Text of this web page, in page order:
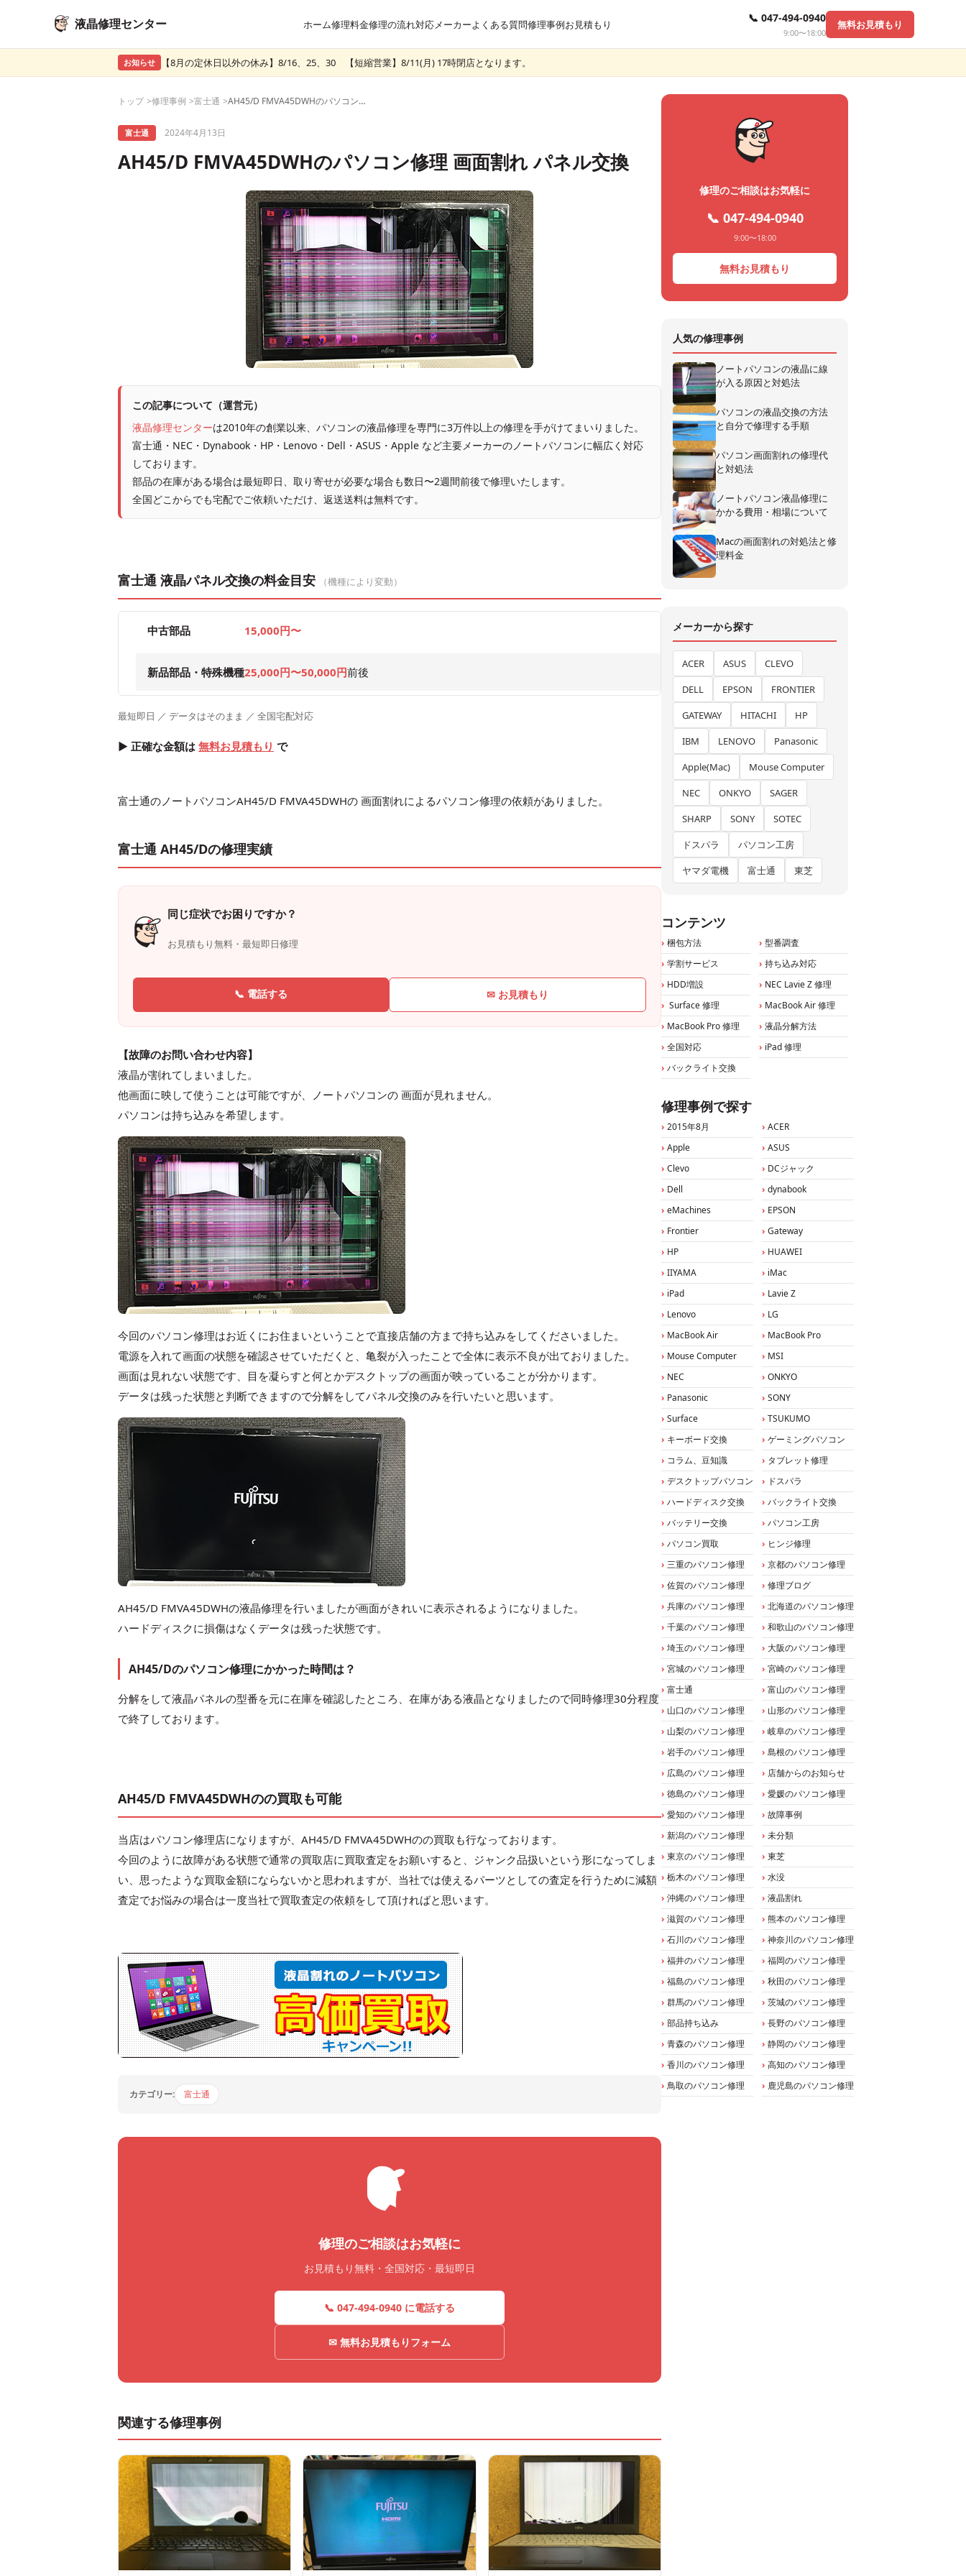
液晶修理センター ホーム修理料金修理の流れ対応メーカーよくある質問修理事例お見積もり 📞 047-494-0940
9:00〜18:00
無料お見積もり
お知らせ 【8月の定休日以外の休み】8/16、25、30 【短縮営業】8/11(月) 17時閉店となります。
トップ 修理事例 富士通 AH45/D FMVA45DWHのパソコン修理 画面割れ パネル交換
富士通 2024年4月13日
AH45/D FMVA45DWHのパソコン修理 画面割れ パネル交換
この記事について（運営元）
液晶修理センターは2010年の創業以来、パソコンの液晶修理を専門に3万件以上の修理を手がけてまいりました。
富士通・NEC・Dynabook・HP・Lenovo・Dell・ASUS・Apple など主要メーカーのノートパソコンに幅広く対応
しております。
部品の在庫がある場合は最短即日、取り寄せが必要な場合も数日〜2週間前後で修理いたします。
全国どこからでも宅配でご依頼いただけ、返送送料は無料です。
富士通 液晶パネル交換の料金目安 （機種により変動）
中古部品 15,000円〜
新品部品・特殊機種25,000円〜50,000円前後
最短即日 ／ データはそのまま ／ 全国宅配対応
▶ 正確な金額は 無料お見積もり で
富士通のノートパソコンAH45/D FMVA45DWHの 画面割れによるパソコン修理の依頼がありました。
富士通 AH45/Dの修理実績
同じ症状でお困りですか？
お見積もり無料・最短即日修理
📞 電話する ✉ お見積もり
【故障のお問い合わせ内容】
液晶が割れてしまいました。
他画面に映して使うことは可能ですが、ノートパソコンの 画面が見れません。
パソコンは持ち込みを希望します。
今回のパソコン修理はお近くにお住まいということで直接店舗の方まで持ち込みをしてくださいました。
電源を入れて画面の状態を確認させていただくと、亀裂が入ったことで全体に表示不良が出ておりました。
画面は見れない状態です、目を凝らすと何とかデスクトップの画面が映っていることが分かります。
データは残った状態と判断できますので分解をしてパネル交換のみを行いたいと思います。
AH45/D FMVA45DWHの液晶修理を行いましたが画面がきれいに表示されるようになりました。
ハードディスクに損傷はなくデータは残った状態です。
AH45/Dのパソコン修理にかかった時間は？
分解をして液晶パネルの型番を元に在庫を確認したところ、在庫がある液晶となりましたので同時修理30分程度
で終了しております。
AH45/D FMVA45DWHのの買取も可能
当店はパソコン修理店になりますが、AH45/D FMVA45DWHのの買取も行なっております。
今回のように故障がある状態で通常の買取店に買取査定をお願いすると、ジャンク品扱いという形になってしま
い、思ったような買取金額にならないかと思われますが、当社では使えるパーツとしての査定を行うために減額
査定でお悩みの場合は一度当社で買取査定の依頼をして頂ければと思います。
カテゴリー: 富士通
修理のご相談はお気軽に
お見積もり無料・全国対応・最短即日
📞 047-494-0940 に電話する
✉ 無料お見積もりフォーム
関連する修理事例
修理のご相談はお気軽に
📞 047-494-0940
9:00〜18:00
無料お見積もり
人気の修理事例
ノートパソコンの液晶に線
が入る原因と対処法
パソコンの液晶交換の方法
と自分で修理する手順
パソコン画面割れの修理代
と対処法
ノートパソコン液晶修理に
かかる費用・相場について
Macの画面割れの対処法と修
理料金
メーカーから探す
ACER ASUS
CLEVO
DELL
EPSON
FRONTIER
GATEWAY
HITACHI
HP
IBM
LENOVO
Panasonic
Apple(Mac)
Mouse Computer
NEC
ONKYO
SAGER
SHARP
SONY
SOTEC
ドスパラ
パソコン工房
ヤマダ電機
富士通 東芝
コンテンツ
梱包方法
型番調査
学割サービス
持ち込み対応
HDD増設
NEC Lavie Z 修理
Surface 修理
MacBook Air 修理
MacBook Pro 修理
液晶分解方法
全国対応
iPad 修理
バックライト交換
修理事例で探す
2015年8月
ACER
Apple
ASUS
Clevo
DCジャック
Dell
dynabook
eMachines
EPSON
Frontier
Gateway
HP
HUAWEI
IIYAMA
iMac
iPad
Lavie Z
Lenovo
LG
MacBook Air
MacBook Pro
Mouse Computer
MSI
NEC
ONKYO
Panasonic
SONY
Surface
TSUKUMO
キーボード交換
ゲーミングパソコン
コラム、豆知識
タブレット修理
デスクトップパソコン
ドスパラ
ハードディスク交換
バックライト交換
バッテリー交換
パソコン工房
パソコン買取
ヒンジ修理
三重のパソコン修理
京都のパソコン修理
佐賀のパソコン修理
修理ブログ
兵庫のパソコン修理
北海道のパソコン修理
千葉のパソコン修理
和歌山のパソコン修理
埼玉のパソコン修理
大阪のパソコン修理
宮城のパソコン修理
宮崎のパソコン修理
富士通
富山のパソコン修理
山口のパソコン修理
山形のパソコン修理
山梨のパソコン修理
岐阜のパソコン修理
岩手のパソコン修理
島根のパソコン修理
広島のパソコン修理
店舗からのお知らせ
徳島のパソコン修理
愛媛のパソコン修理
愛知のパソコン修理
故障事例
新潟のパソコン修理
未分類
東京のパソコン修理
東芝
栃木のパソコン修理
水没
沖縄のパソコン修理
液晶割れ
滋賀のパソコン修理
熊本のパソコン修理
石川のパソコン修理
神奈川のパソコン修理
福井のパソコン修理
福岡のパソコン修理
福島のパソコン修理
秋田のパソコン修理
群馬のパソコン修理
茨城のパソコン修理
部品持ち込み
長野のパソコン修理
青森のパソコン修理
静岡のパソコン修理
香川のパソコン修理
高知のパソコン修理
鳥取のパソコン修理
鹿児島のパソコン修理